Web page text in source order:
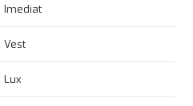
Imediat
Vest
Lux